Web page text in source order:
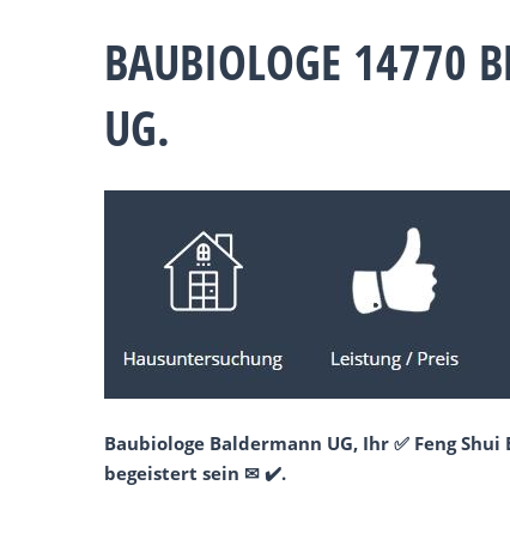
BAUBIOLOGE 14770
UG.
Baubiologe Baldermann UG, Ihr ✅ Feng
begeistert sein ✉ ✔️.